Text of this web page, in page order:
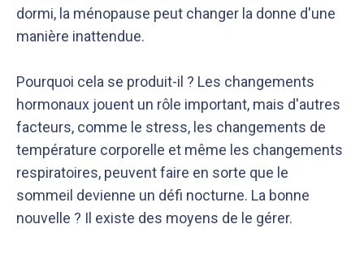
dormi, la ménopause peut changer la donne d'une
manière inattendue.
Pourquoi cela se produit-il ? Les changements
hormonaux jouent un rôle important, mais d'autres
facteurs, comme le stress, les changements de
température corporelle et même les changements
respiratoires, peuvent faire en sorte que le
sommeil devienne un défi nocturne. La bonne
nouvelle ? Il existe des moyens de le gérer.